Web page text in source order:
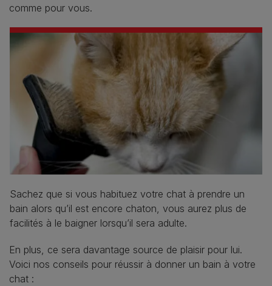
comme pour vous.
Sachez que si vous habituez votre chat à prendre un
bain alors qu’il est encore chaton, vous aurez plus de
facilités à le baigner lorsqu’il sera adulte.
En plus, ce sera davantage source de plaisir pour lui.
Voici nos conseils pour réussir à donner un bain à votre
chat :